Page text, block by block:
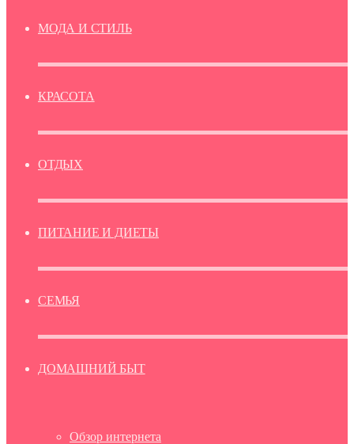
МОДА И СТИЛЬ
КРАСОТА
ОТДЫХ
ПИТАНИЕ И ДИЕТЫ
СЕМЬЯ
ДОМАШНИЙ БЫТ
Обзор интернета